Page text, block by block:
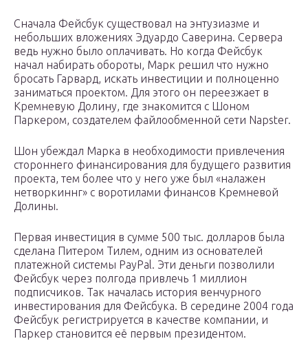
Сначала Фейсбук существовал на энтузиазме и
небольших вложениях Эдуардо Саверина. Сервера
ведь нужно было оплачивать. Но когда Фейсбук
начал набирать обороты, Марк решил что нужно
бросать Гарвард, искать инвестиции и полноценно
заниматься проектом. Для этого он переезжает в
Кремневую Долину, где знакомится с Шоном
Паркером, создателем файлообменной сети Napster.
Шон убеждал Марка в необходимости привлечения
стороннего финансирования для будущего развития
проекта, тем более что у него уже был «налажен
нетворкиннг» с воротилами финансов Кремневой
Долины.
Первая инвестиция в сумме 500 тыс. долларов была
сделана Питером Тилем, одним из основателей
платежной системы PayPal. Эти деньги позволили
Фейсбук через полгода привлечь 1 миллион
подписчиков. Так началась история венчурного
инвестирования для Фейсбука. В середине 2004 года
Фейсбук регистрируется в качестве компании, и
Паркер становится её первым президентом.